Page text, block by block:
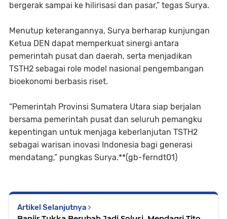
bergerak sampai ke hilirisasi dan pasar,” tegas Surya.
Menutup keterangannya, Surya berharap kunjungan
Ketua DEN dapat memperkuat sinergi antara
pemerintah pusat dan daerah, serta menjadikan
TSTH2 sebagai role model nasional pengembangan
bioekonomi berbasis riset.
“Pemerintah Provinsi Sumatera Utara siap berjalan
bersama pemerintah pusat dan seluruh pemangku
kepentingan untuk menjaga keberlanjutan TSTH2
sebagai warisan inovasi Indonesia bagi generasi
mendatang,” pungkas Surya.**(gb-ferndt01)
Artikel Selanjutnya